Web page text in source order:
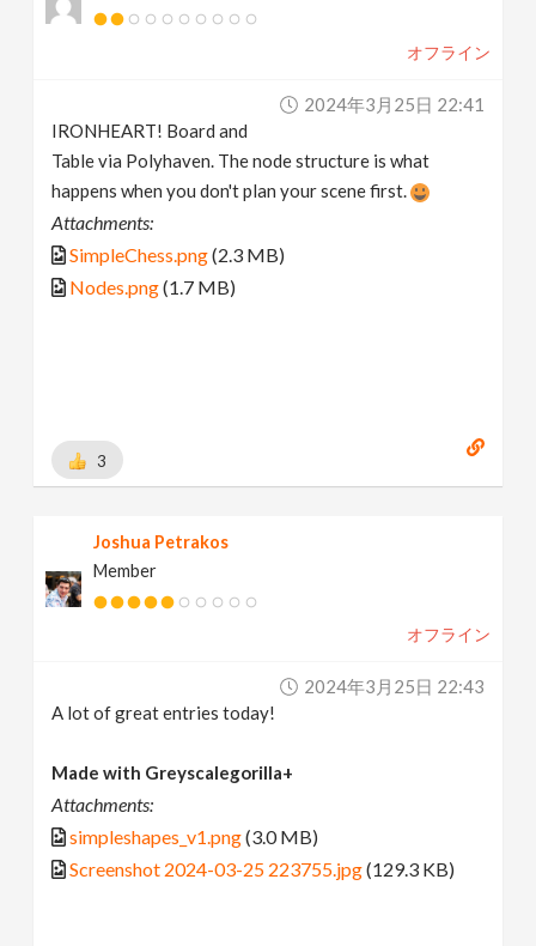
オフライン
2024年3月25日 22:41
IRONHEART! Board and
Table via Polyhaven. The node structure is what
happens when you don't plan your scene first.
Attachments:
SimpleChess.png(2.3 MB)
Nodes.png(1.7 MB)
3
Joshua Petrakos
Member
オフライン
2024年3月25日 22:43
A lot of great entries today!
Made with Greyscalegorilla+
Attachments:
simpleshapes_v1.png(3.0 MB)
Screenshot 2024-03-25 223755.jpg(129.3 KB)